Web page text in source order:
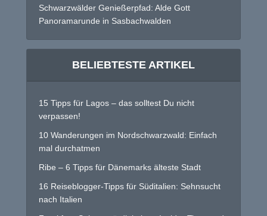
Schwarzwälder Genießerpfad: Alde Gott
Panoramarunde in Sasbachwalden
BELIEBTESTE ARTIKEL
15 Tipps für Lagos – das solltest Du nicht
verpassen!
10 Wanderungen im Nordschwarzwald: Einfach
mal durchatmen
Ribe – 6 Tipps für Dänemarks älteste Stadt
16 Reiseblogger-Tipps für Süditalien: Sehnsucht
nach Italien